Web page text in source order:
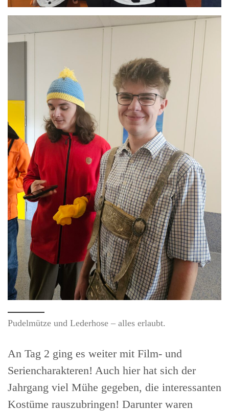
Pudelmütze und Lederhose – alles erlaubt.
An Tag 2 ging es weiter mit Film- und
Seriencharakteren! Auch hier hat sich der
Jahrgang viel Mühe gegeben, die interessanten
Kostüme rauszubringen! Darunter waren